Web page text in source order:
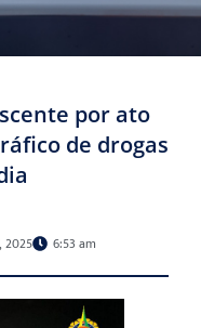
por ato
de drogas
2025 6:53 am